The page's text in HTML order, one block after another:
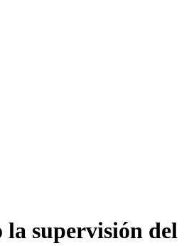
la supervisión del